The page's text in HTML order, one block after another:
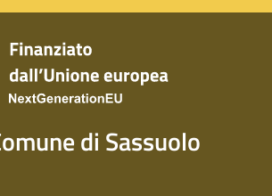
di Sassuolo